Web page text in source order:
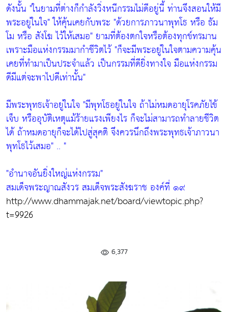
ดังนั้น "ในยามที่ต่างก็กำลังวิ่งหนีกรรมไม่ดีอยู่นี้ ท่านจึงสอนให้มี
พระอยู่ในใจ"ให้คุ้นเคยกับพระ "ด้วยการภาวนาพุทโธ หรือ ธัม
โม หรือ สังโฆ ไว้ให้เสมอ" ยามที่ต้องตกใจหรือต้องทุกข์ทรมาน
เพราะมือแห่งกรรมมากำชีวิตไว้"ก็จะมีพระอยู่ในใจตามความคุ้น
เคยที่ทำมาเป็นประจำแล้ว เป็นกรรมที่ดียิ่งทางใจ มือแห่งกรรม
ดีมีแต่จะพาไปดีเท่านั้น"
มีพระพุทธเจ้าอยู่ในใจ "มีพุทโธอยู่ในใจ ถ้าไม่หมดอายุโรคภัยไข้
เจ็บ หรืออุบัติเหตุแม้ร้ายแรงเพียงไร ก็จะไม่สามารถทำลายชีวิต
ได้ ถ้าหมดอายุก็จะได้ไปสู่สุคติ จึงควรนึกถึงพระพุทธเจ้าภาวนา
พุทโธไว้เสมอ" .. "
"อำนาจอันยิ่งใหญ่แห่งกรรม"
สมเด็จพระญาณสังวร สมเด็จพระสังฆราช องค์ที่ ๑๙
http://www.dhammajak.net/board/viewtopic.php?
t=9926
6,377